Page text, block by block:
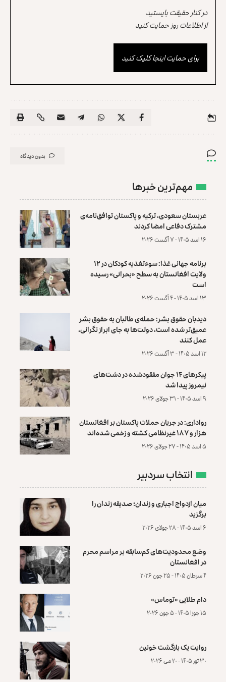
در کنار حقیقت بایستید
از اطلاعات روز حمایت کنید
برای حمایت اینجا کلیک کنید
بدون دیدگاه
مهم‌ترین خبرها
عربستان سعودی، ترکیه و پاکستان توافق‌نامه‌ی
مشترک دفاعی امضا کردند
۱۶ اسد ۱۴۰۵ - ۷ آگست ۲۰۲۶
برنامه جهانی غذا: سوءتغذیه کودکان در ۱۲
ولایت افغانستان به سطح «بحرانی» رسیده
است
۱۳ اسد ۱۴۰۵ - ۴ آگست ۲۰۲۶
دیدبان حقوق بشر: حمله‌ی طالبان به حقوق بشر
عمیق‌تر شده است، دولت‌ها به جای ابراز نگرانی،
عمل کنند
۱۲ اسد ۱۴۰۵ - ۳ آگست ۲۰۲۶
پیکرهای ۱۴ جوان مفقودشده در دشت‌های
نیمروز پیدا شد
۹ اسد ۱۴۰۵ - ۳۱ جولای ۲۰۲۶
رواداری: در جریان حملات پاکستان بر افغانستان
هزار و ۱۸۷ غیرنظامی کشته و زخمی شده‌اند
۵ اسد ۱۴۰۵ - ۲۷ جولای ۲۰۲۶
انتخاب سردبیر
میان ازدواج اجباری و زندان؛ صدیقه زندان را
برگزید
۶ اسد ۱۴۰۵ - ۲۸ جولای ۲۰۲۶
وضع محدودیت‌های کم‌سابقه بر مراسم محرم
در افغانستان
۴ سرطان ۱۴۰۵ - ۲۵ جون ۲۰۲۶
دام طلایی «توماس»
۱۵ جوزا ۱۴۰۵ - ۵ جون ۲۰۲۶
روایت یک بازگشت خونین
۳۰ ثور ۱۴۰۵ - ۲۰ می ۲۰۲۶